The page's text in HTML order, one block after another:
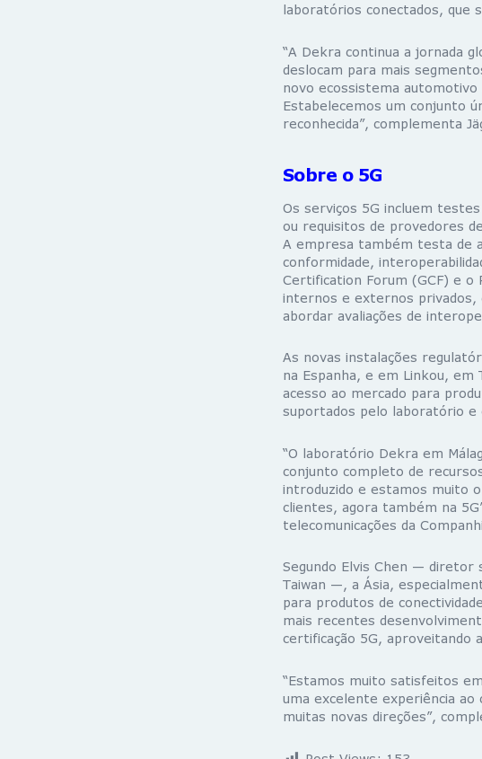
laboratórios conectados, que
“A Dekra continua a jornada
deslocam para mais
novo ecossistema automotivo
Estabelecemos um conjunto
reconhecida”, complementa
Sobre o 5G
Os serviços 5G incluem
ou requisitos de provedores
A empresa também testa de
conformidade,
Certification Forum (GCF) e o
internos e externos privados,
abordar avaliações de
As novas instalações
na Espanha, e em Linkou, em
acesso ao mercado para
suportados pelo laboratório e
“O laboratório Dekra em
conjunto completo de
introduzido e estamos muito
clientes, agora também na
telecomunicações da
Segundo Elvis Chen — diretor
Taiwan —, a Ásia,
para produtos de
mais recentes
certificação 5G, aproveitando
“Estamos muito satisfeitos
uma excelente experiência ao
muitas novas direções”,